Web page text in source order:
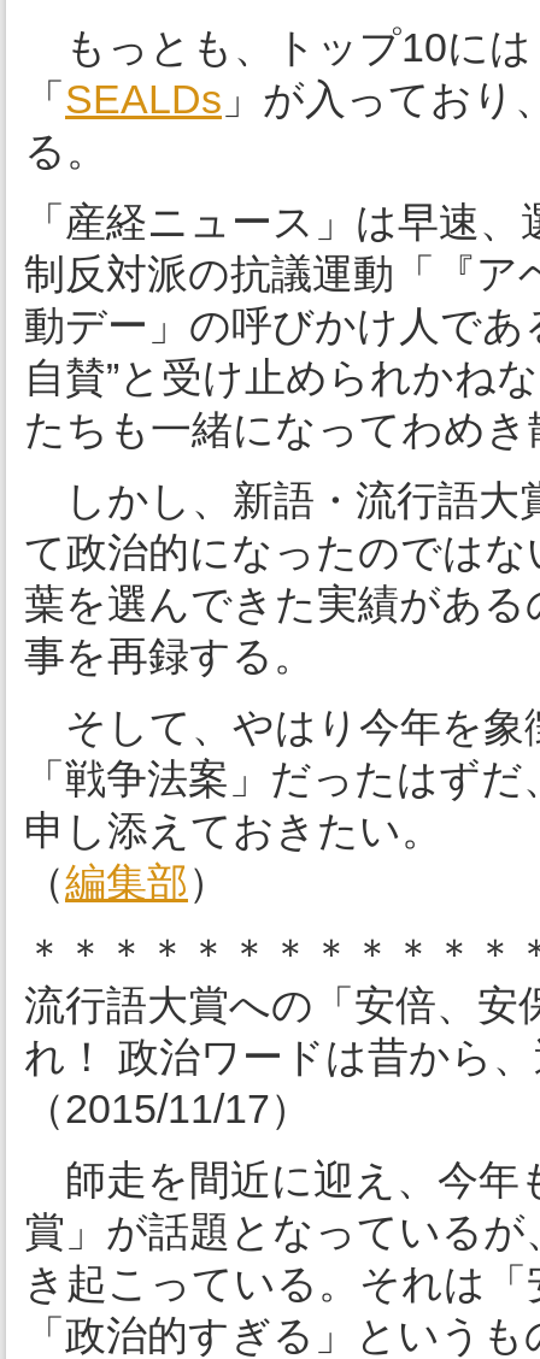
もっとも、トップ10に
「 SEALDs 」が入っており
る。
「産経ニュース」は早速
制反対派の抗議運動「『
動デー」の呼びかけ人であ
自賛”と受け止められかね
たちも一緒になってわめ
しかし、新語・流行語大
て政治的になったのでは
葉を選んできた実績があ
事を再録する。
そして、やはり今年を象
「戦争法案」だったはず
申し添えておきたい。
（編集部）
＊＊＊＊＊＊＊＊＊＊＊＊
流行語大賞への「安倍、
れ！ 政治ワードは昔から
（2015/11/17）
師走を間近に迎え、今年
賞」が話題となっている
き起こっている。それは
「政治的すぎる」という